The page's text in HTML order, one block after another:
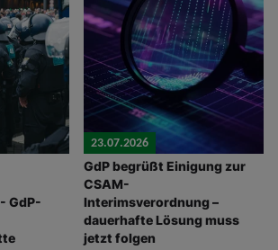
GdP-
23.07.2026
GdP begrüßt Einigung zur
CSAM-
Interimsverordnung –
dauerhafte Lösung muss
jetzt folgen